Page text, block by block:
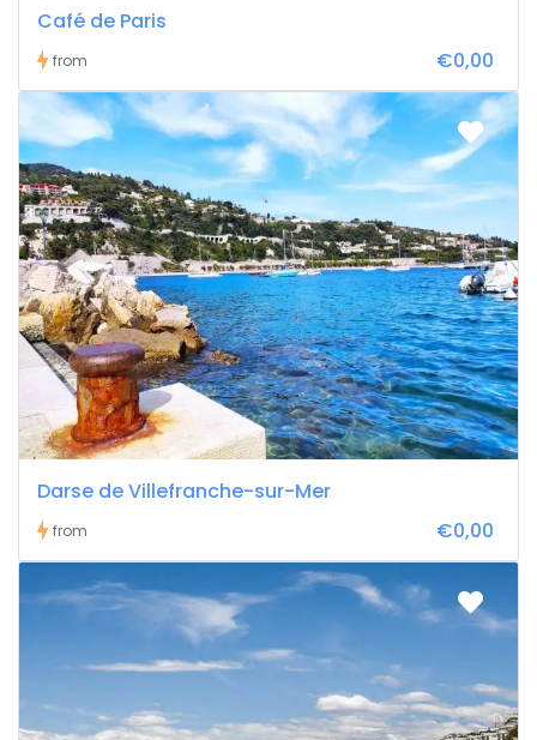
Café de Paris
from €0,00
Darse de Villefranche-sur-Mer
from €0,00